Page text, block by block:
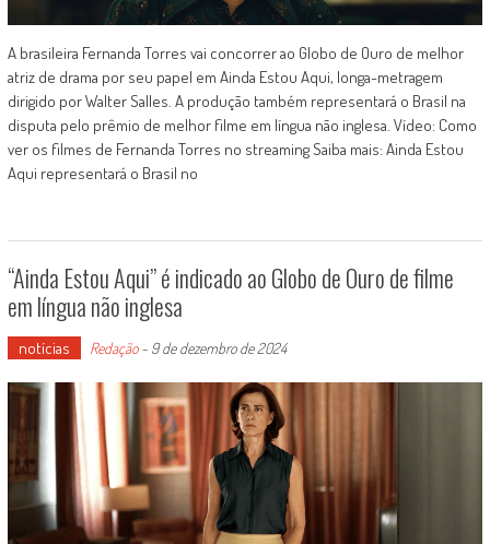
A brasileira Fernanda Torres vai concorrer ao Globo de Ouro de melhor
atriz de drama por seu papel em Ainda Estou Aqui, longa-metragem
dirigido por Walter Salles. A produção também representará o Brasil na
disputa pelo prêmio de melhor filme em língua não inglesa. Vídeo: Como
ver os filmes de Fernanda Torres no streaming Saiba mais: Ainda Estou
Aqui representará o Brasil no
“Ainda Estou Aqui” é indicado ao Globo de Ouro de filme
em língua não inglesa
notícias Redação- 9 de dezembro de 2024